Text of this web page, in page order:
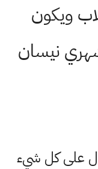
ويكون
نيسان
على كل شيء